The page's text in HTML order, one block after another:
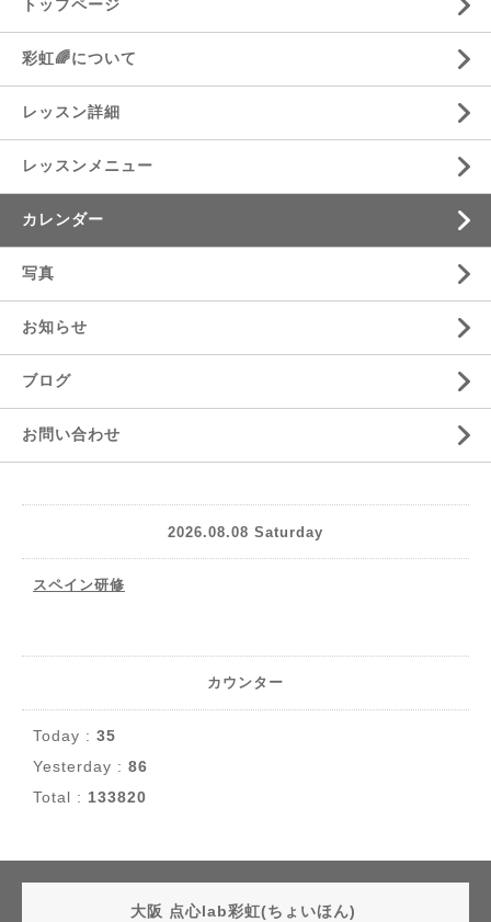
トップページ
彩虹🌈について
レッスン詳細
レッスンメニュー
カレンダー
写真
お知らせ
ブログ
お問い合わせ
2026.08.08 Saturday
スペイン研修
カウンター
Today : 35
Yesterday : 86
Total : 133820
大阪 点心lab彩虹(ちょいほん)